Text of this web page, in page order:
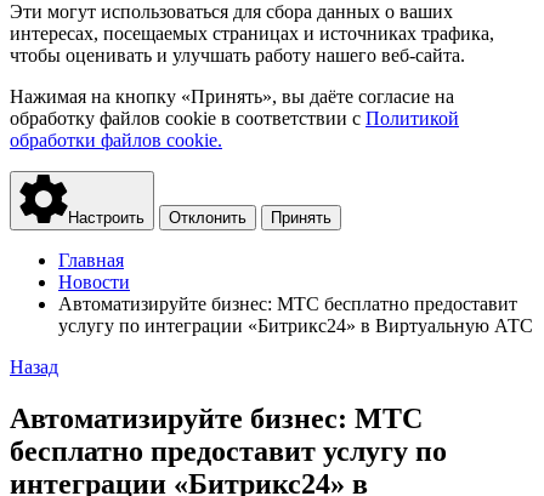
Эти могут использоваться для сбора данных о ваших
интересах, посещаемых страницах и источниках трафика,
чтобы оценивать и улучшать работу нашего веб-сайта.
Нажимая на кнопку «Принять», вы даёте согласие на
обработку файлов cookie в соответствии с Политикой
обработки файлов cookie.
Настроить Отклонить Принять
Главная
Новости
Автоматизируйте бизнес: МТС бесплатно предоставит
услугу по интеграции «Битрикс24» в Виртуальную АТС
Назад
Автоматизируйте бизнес: МТС
бесплатно предоставит услугу по
интеграции «Битрикс24» в